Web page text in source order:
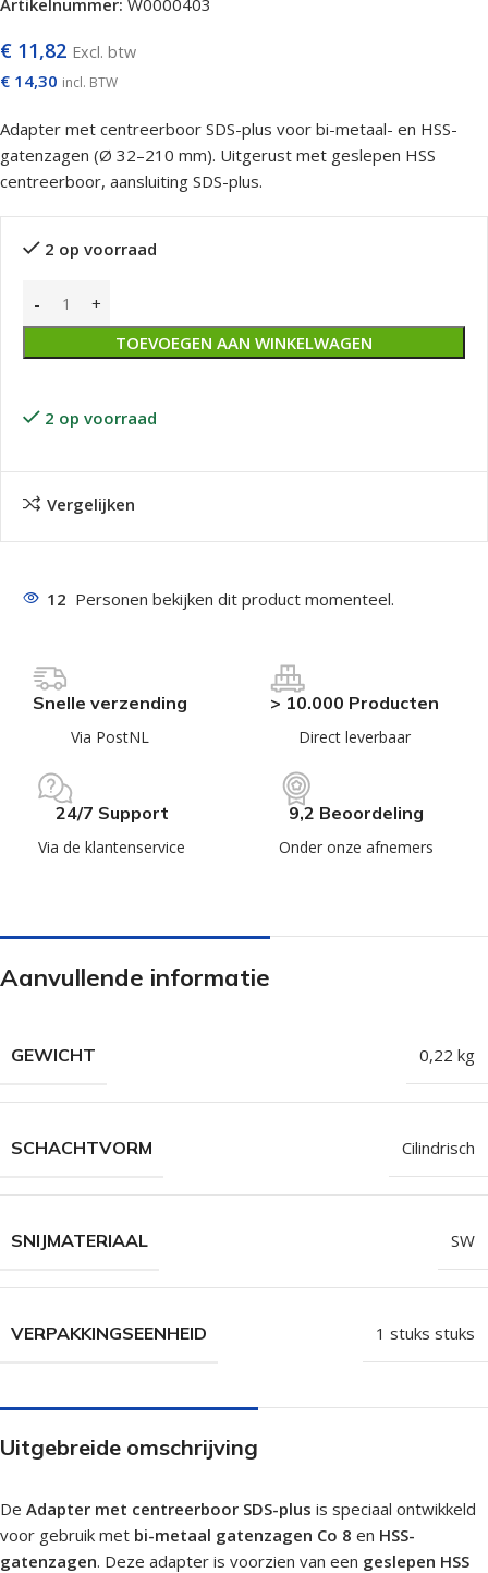
Artikelnummer: W0000403
€ 11,82 Excl. btw
€ 14,30 incl. BTW
Adapter met centreerboor SDS-plus voor bi-metaal- en HSS-
gatenzagen (Ø 32–210 mm). Uitgerust met geslepen HSS
centreerboor, aansluiting SDS-plus.
2 op voorraad
TOEVOEGEN AAN WINKELWAGEN
2 op voorraad
Vergelijken
12 Personen bekijken dit product momenteel.
Snelle verzending
Via PostNL
> 10.000 Producten
Direct leverbaar
24/7 Support
Via de klantenservice
9,2 Beoordeling
Onder onze afnemers
Aanvullende informatie
GEWICHT 0,22 kg
SCHACHTVORM Cilindrisch
SNIJMATERIAAL SW
VERPAKKINGSEENHEID 1 stuks stuks
Uitgebreide omschrijving
De Adapter met centreerboor SDS-plus is speciaal ontwikkeld
voor gebruik met bi-metaal gatenzagen Co 8 en HSS-
gatenzagen. Deze adapter is voorzien van een geslepen HSS